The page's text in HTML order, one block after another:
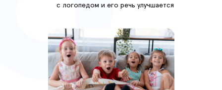
с логопедом и его речь улучшается